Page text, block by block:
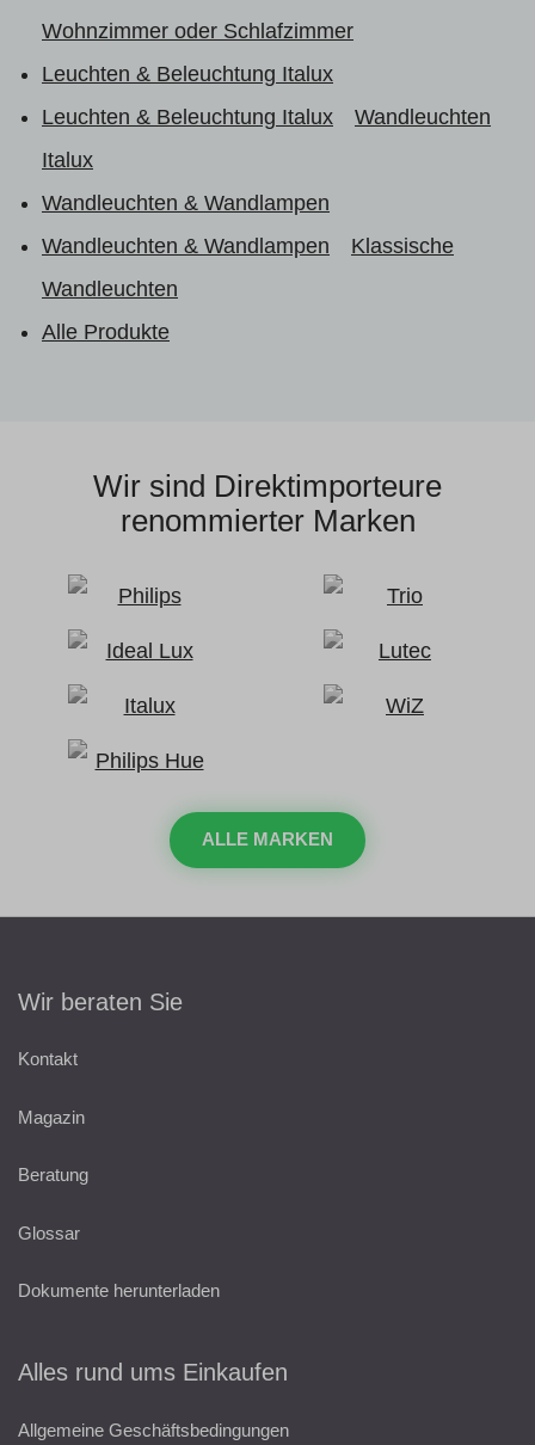
Wohnzimmer oder Schlafzimmer
Leuchten & Beleuchtung Italux
Leuchten & Beleuchtung Italux
Wandleuchten
Italux
Wandleuchten & Wandlampen
Wandleuchten & Wandlampen
Klassische
Wandleuchten
Alle Produkte
Wir sind Direktimporteure
renommierter Marken
ALLE MARKEN
Wir beraten Sie
Kontakt
Magazin
Beratung
Glossar
Dokumente herunterladen
Alles rund ums Einkaufen
Allgemeine Geschäftsbedingungen